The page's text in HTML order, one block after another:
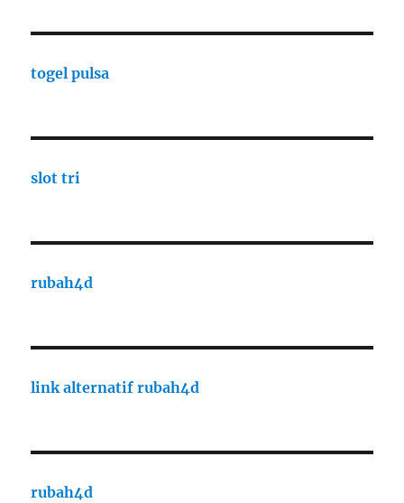
togel pulsa
slot tri
rubah4d
link alternatif rubah4d
rubah4d